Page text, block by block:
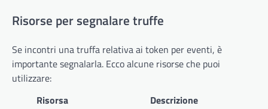
Risorse per segnalare truffe
Se incontri una truffa relativa ai token per eventi, è
importante segnalarla. Ecco alcune risorse che puoi
utilizzare:
Risorsa
Descrizione